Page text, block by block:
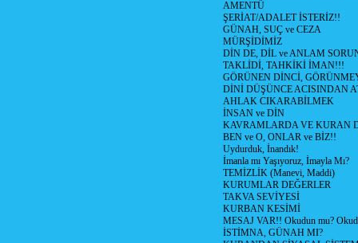
AMENTÜ
ŞERİAT/ADALET İSTERİZ!!
GÜNAH, SUÇ ve CEZA
MÜRŞİDİMİZ
DİN DE, DİL ve ANLAM
TAKLİDİ, TAHKİKİ İMAN!!!
GÖRÜNEN DİNCİ,
DİNİ DÜŞÜNCE ACISINDAN
AHLAK CIKARABİLMEK
İNSAN ve DİN
KAVRAMLARDA VE KURAN
BEN ve O, ONLAR ve BİZ!!
Uydurduk, İnandık!
İmanla mı Yaşıyoruz, İmayla Mı?
TEMİZLİK (Manevi, Maddi)
KURUMLAR DEĞERLER
TAKVA SEVİYESİ
KURBAN KESİMİ
MESAJ VAR!! Okudun mu?
İSTİMNA, GÜNAH MI?